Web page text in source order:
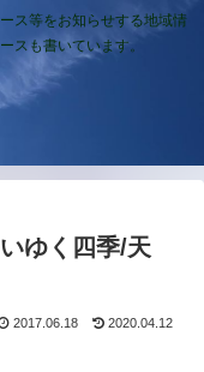
ス等をお知らせする地域情
スも書いています。
ゆく四季/天
2017.06.18 2020.04.12